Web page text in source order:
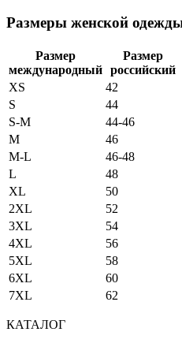
Размеры женской
Размер
международный
Размер
российский
XS
42
S
44
S-M
44-46
M
46
M-L
46-48
L
48
XL
50
2XL
52
3XL
54
4XL
56
5XL
58
6XL
60
7XL
62
КАТАЛОГ